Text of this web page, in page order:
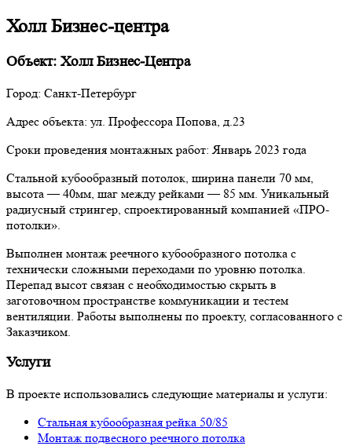
Холл Бизнес-центра
Объект: Холл Бизнес-Центра
Город: Санкт-Петербург
Адрес объекта: ул. Профессора Попова, д.23
Сроки проведения монтажных работ: Январь 2023 года
Стальной кубообразный потолок, ширина панели 70 мм,
высота — 40мм, шаг между рейками — 85 мм. Уникальный
радиусный стрингер, спроектированный компанией «ПРО-
потолки».
Выполнен монтаж реечного кубообразного потолка с
технически сложными переходами по уровню потолка.
Перепад высот связан с необходимостью скрыть в
заготовочном пространстве коммуникации и тестем
вентиляции. Работы выполнены по проекту, согласованного с
Заказчиком.
Услуги
В проекте использовались следующие материалы и услуги:
Стальная кубообразная рейка 50/85
Монтаж подвесного реечного потолка